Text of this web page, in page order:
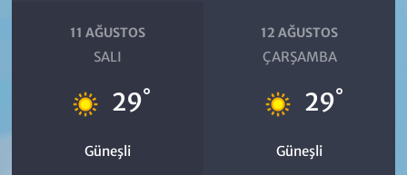
11 AĞUSTOS
SALI
29°
Güneşli
12 AĞUSTOS
ÇARŞAMBA
29°
Güneşli